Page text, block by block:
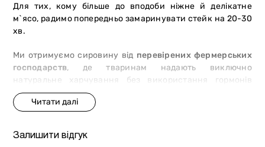
Для тих, кому більше до вподоби ніжне й делікатне
м`ясо, радимо попередньо замаринувати стейк на 20-30
хв.
Ми отримуємо сировину від перевірених фермерських
господарств, де тваринам надають виключно
натуральне харчування без використання гормонів
росту та антибіотиків. Крім того, кожен товар проходить
ретельний контроль на відповідність найвищим
3 причини замовити м`ясо в мережі
Залишити відгук